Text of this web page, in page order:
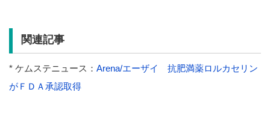
関連記事
* ケムステニュース： Arena/エーザイ 抗肥満薬ロルカセリン
がＦＤＡ承認取得